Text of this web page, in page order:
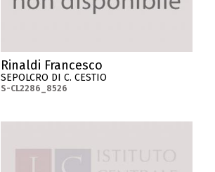
Rinaldi Francesco
SEPOLCRO DI C. CESTIO
S-CL2286_8526